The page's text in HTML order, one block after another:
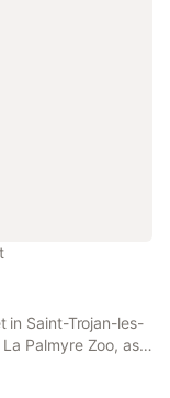
in Saint-Trojan-les-
Palmyre Zoo, as
offers access to a